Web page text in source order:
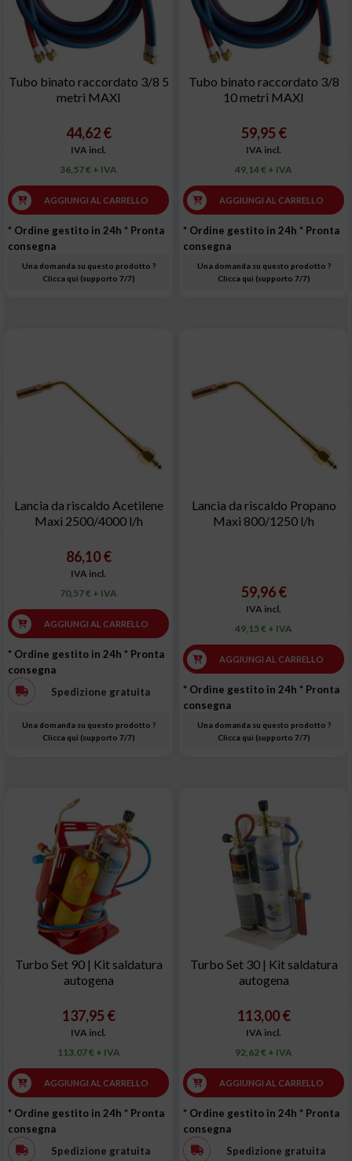
Tubo binato raccordato 3/8 5
metri MAXI
44,62 €
IVA incl.
36,57 € + IVA
AGGIUNGI AL CARRELLO
* Ordine gestito in 24h * Pronta
consegna
Una domanda su questo prodotto ?
Clicca qui (supporto 7/7)
Tubo binato raccordato 3/8
10 metri MAXI
59,95 €
IVA incl.
49,14 € + IVA
AGGIUNGI AL CARRELLO
* Ordine gestito in 24h * Pronta
consegna
Una domanda su questo prodotto ?
Clicca qui (supporto 7/7)
Lancia da riscaldo Acetilene
Maxi 2500/4000 l/h
86,10 €
IVA incl.
70,57 € + IVA
AGGIUNGI AL CARRELLO
* Ordine gestito in 24h * Pronta
consegna
Spedizione gratuita
Una domanda su questo prodotto ?
Clicca qui (supporto 7/7)
Lancia da riscaldo Propano
Maxi 800/1250 l/h
59,96 €
IVA incl.
49,15 € + IVA
AGGIUNGI AL CARRELLO
* Ordine gestito in 24h * Pronta
consegna
Una domanda su questo prodotto ?
Clicca qui (supporto 7/7)
Turbo Set 90 | Kit saldatura
autogena
137,95 €
IVA incl.
113,07 € + IVA
AGGIUNGI AL CARRELLO
* Ordine gestito in 24h * Pronta
consegna
Spedizione gratuita
Turbo Set 30 | Kit saldatura
autogena
113,00 €
IVA incl.
92,62 € + IVA
AGGIUNGI AL CARRELLO
* Ordine gestito in 24h * Pronta
consegna
Spedizione gratuita